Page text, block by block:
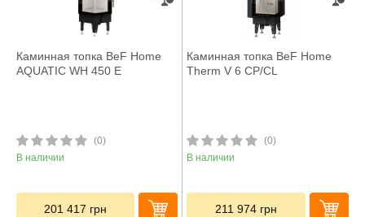
Каминная топка BeF Home
AQUATIC WH 450 E
(0)
В наличии
201 417 грн
Каминная топка BeF Home
Therm V 6 CP/CL
(0)
В наличии
211 974 грн